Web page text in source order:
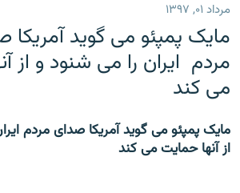
مرداد ۰۱, ۱۳۹۷
مایک پمپئو می گوید آمریکا
مردم ایران را می شنود و از
می کند
مایک پمپئو می گوید آمریکا صدای مردم
از آنها حمایت می کند